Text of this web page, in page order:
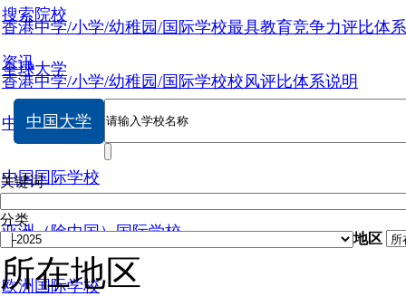
香港中学/小学/幼稚园/国际学校最具教育竞争力评比体
香港中学/小学/幼稚园/国际学校校风评比体系说明
搜索院校
全球大学
中国大学
中国国际学校
亚洲（除中国）国际学校
欧洲国际学校
资讯
中国大学
关键词
分类
地区
所在地区